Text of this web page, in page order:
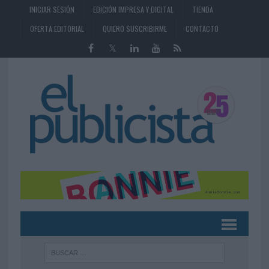
INICIAR SESIÓN EDICIÓN IMPRESA Y DIGITAL
TIENDA
OFERTA EDITORIAL
QUIERO SUSCRIBIRME CONTACTO